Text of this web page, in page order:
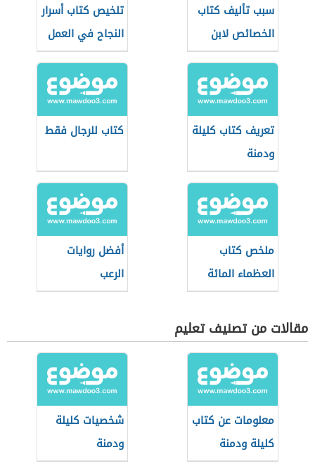
سبب تأليف كتاب
الخصائص لابن
جني
تلخيص كتاب أسرار
النجاح في العمل
تعريف كتاب كليلة
ودمنة
كتاب للرجال فقط
ملخص كتاب
العظماء المائة
أفضل روايات
الرعب
مقالات من تصنيف تعليم
معلومات عن كتاب
كليلة ودمنة
شخصيات كليلة
ودمنة